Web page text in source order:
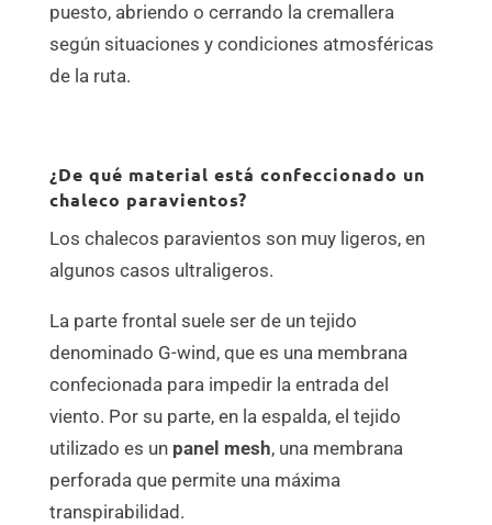
puesto, abriendo o cerrando la cremallera
según situaciones y condiciones atmosféricas
de la ruta.
¿De qué material está confeccionado un
chaleco paravientos?
Los chalecos paravientos son muy ligeros, en
algunos casos ultraligeros.
La parte frontal suele ser de un tejido
denominado G-wind, que es una membrana
confecionada para impedir la entrada del
viento. Por su parte, en la espalda, el tejido
utilizado es un panel mesh, una membrana
perforada que permite una máxima
transpirabilidad.